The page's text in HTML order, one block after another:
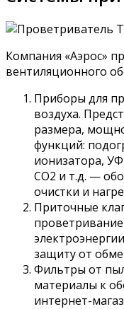
Компания «Аэрос»
вентиляционного
Приборы для
воздуха.
размера,
функций:
ионизатора,
СО2 и т.д. —
очистки и
Приточные
защиту от
Фильтры от
материалы к
интернет-